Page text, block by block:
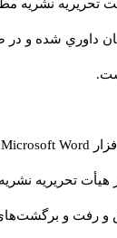
تحريريه نشريه
داوري شده و
Microsoft Word
تحریریه
رفت و